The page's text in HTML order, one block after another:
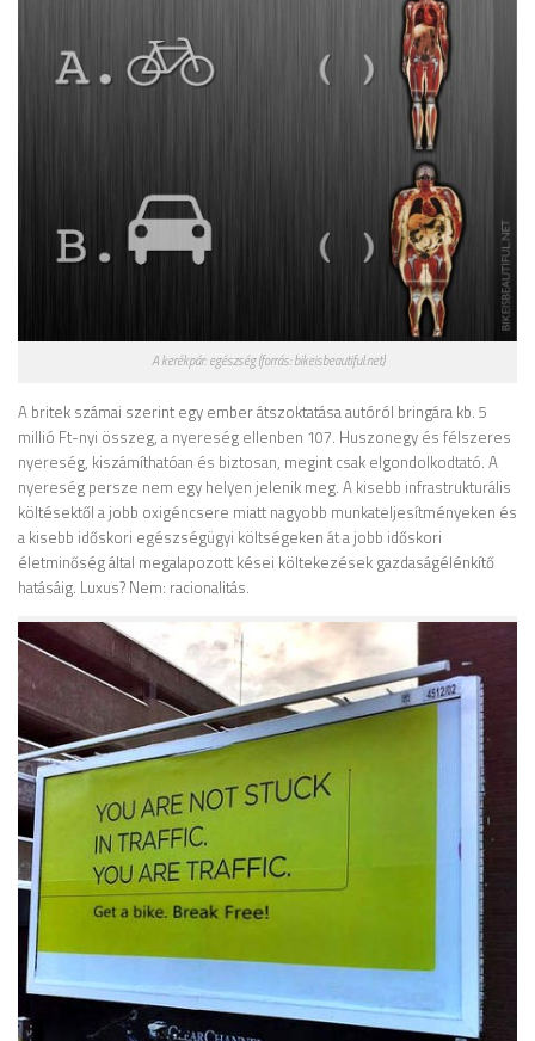
A kerékpár: egészség (forrás: bikeisbeautiful.net)
A britek számai szerint egy ember átszoktatása autóról bringára kb. 5
millió Ft-nyi összeg, a nyereség ellenben 107. Huszonegy és félszeres
nyereség, kiszámíthatóan és biztosan, megint csak elgondolkodtató. A
nyereség persze nem egy helyen jelenik meg. A kisebb infrastrukturális
költésektől a jobb oxigéncsere miatt nagyobb munkateljesítményeken és
a kisebb időskori egészségügyi költségeken át a jobb időskori
életminőség által megalapozott kései költekezések gazdaságélénkítő
hatásáig. Luxus? Nem: racionalitás.